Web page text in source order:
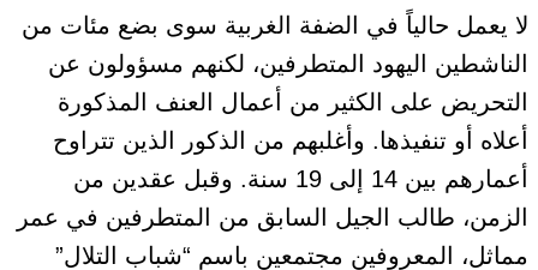
لا يعمل حالياً في الضفة الغربية سوى بضع مئات من
الناشطين اليهود المتطرفين، لكنهم مسؤولون عن
التحريض على الكثير من أعمال العنف المذكورة
أعلاه أو تنفيذها. وأغلبهم من الذكور الذين تتراوح
أعمارهم بين 14 إلى 19 سنة.
وقبل عقدين من
الزمن، طالب الجيل السابق من المتطرفين في عمر
مماثل،
المعروفين مجتمعين باسم “شباب التلال”